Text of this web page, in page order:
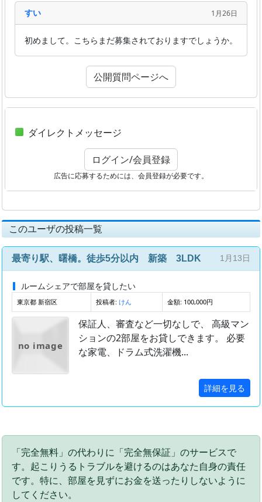
1月26日
すい
初めまして。こちらまだ募集されておりますでしょうか。
公開質問ページへ
ダイレクトメッセージ
ログイン/会員登録
広告に応募するためには、会員登録が必要です。
このユーザの投稿一覧
最寄り駅、曙橋。徒歩5分以内 新築 3LDK 1月13日
ルームシェアで部屋を貸したい
東京都 新宿区 投稿者: けん 金額: 100,000円
no image
保証人、審査など一切なしで、 高級マン
ションの2部屋をお貸しできます。 必要
な家電、ドラム式洗濯機...
詳細を見る
「完全無料」の代わりに「完全無保証」のサービスで
す。起こりうるトラブルを避けるのはあなた自身の責任
です。特に、部屋を見ずにお金を送ったりしないように
してください。